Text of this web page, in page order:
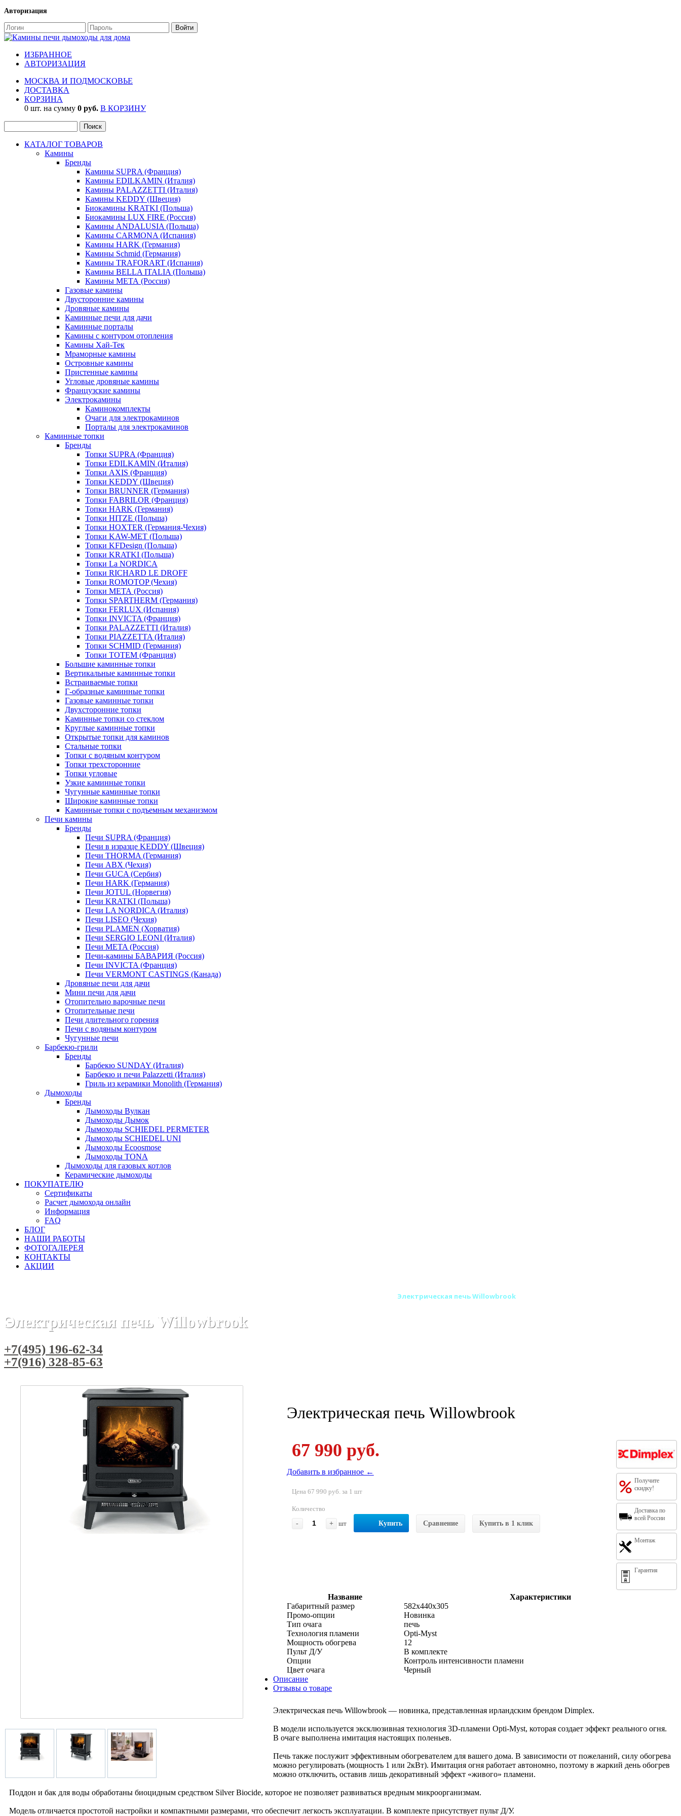
Авторизация
ИЗБРАННОЕ
АВТОРИЗАЦИЯ
МОСКВА И ПОДМОСКОВЬЕ
ДОСТАВКА
КОРЗИНА
0 шт. на сумму 0 руб. В КОРЗИНУ
КАТАЛОГ ТОВАРОВ
Камины
Бренды
Камины SUPRA (Франция)
Камины EDILKAMIN (Италия)
Камины PALAZZETTI (Италия)
Камины KEDDY (Швеция)
Биокамины KRATKI (Польша)
Биокамины LUX FIRE (Россия)
Камины ANDALUSIA (Польша)
Камины CARMONA (Испания)
Камины HARK (Германия)
Камины Schmid (Германия)
Камины TRAFORART (Испания)
Камины BELLA ITALIA (Польша)
Камины МЕТА (Россия)
Газовые камины
Двусторонние камины
Дровяные камины
Каминные печи для дачи
Каминные порталы
Камины с контуром отопления
Камины Хай-Тек
Мраморные камины
Островные камины
Пристенные камины
Угловые дровяные камины
Французские камины
Электрокамины
Каминокомплекты
Очаги для электрокаминов
Порталы для электрокаминов
Каминные топки
Бренды
Топки SUPRA (Франция)
Топки EDILKAMIN (Италия)
Топки AXIS (Франция)
Топки KEDDY (Швеция)
Топки BRUNNER (Германия)
Топки FABRILOR (Франция)
Топки HARK (Германия)
Топки HITZE (Польша)
Топки HOXTER (Германия-Чехия)
Топки KAW-MET (Польша)
Топки KFDesign (Польша)
Топки KRATKI (Польша)
Топки La NORDICA
Топки RICHARD LE DROFF
Топки ROMOTOP (Чехия)
Топки МЕТА (Россия)
Топки SPARTHERM (Германия)
Топки FERLUX (Испания)
Топки INVICTA (Франция)
Топки PALAZZETTI (Италия)
Топки PIAZZETTA (Италия)
Топки SCHMID (Германия)
Топки TOTEM (Франция)
Большие каминные топки
Вертикальные каминные топки
Встраиваемые топки
Г-образные каминные топки
Газовые каминные топки
Двухсторонние топки
Каминные топки со стеклом
Круглые каминные топки
Открытые топки для каминов
Стальные топки
Топки с водяным контуром
Топки трехсторонние
Топки угловые
Узкие каминные топки
Чугунные каминные топки
Широкие каминные топки
Каминные топки с подъемным механизмом
Печи камины
Бренды
Печи SUPRA (Франция)
Печи в изразце KEDDY (Швеция)
Печи THORMA (Германия)
Печи ABX (Чехия)
Печи GUCA (Сербия)
Печи HARK (Германия)
Печи JOTUL (Норвегия)
Печи KRATKI (Польша)
Печи LA NORDICA (Италия)
Печи LISEO (Чехия)
Печи PLAMEN (Хорватия)
Печи SERGIO LEONI (Италия)
Печи META (Россия)
Печи-камины БАВАРИЯ (Россия)
Печи INVICTA (Франция)
Печи VERMONT CASTINGS (Канада)
Дровяные печи для дачи
Мини печи для дачи
Отопительно варочные печи
Отопительные печи
Печи длительного горения
Печи с водяным контуром
Чугунные печи
Барбекю-грили
Бренды
Барбекю SUNDAY (Италия)
Барбекю и печи Palazzetti (Италия)
Гриль из керамики Monolith (Германия)
Дымоходы
Бренды
Дымоходы Вулкан
Дымоходы Дымок
Дымоходы SCHIEDEL PERMETER
Дымоходы SCHIEDEL UNI
Дымоходы Ecoosmose
Дымоходы TONA
Дымоходы для газовых котлов
Керамические дымоходы
ПОКУПАТЕЛЮ
Сертификаты
Расчет дымохода онлайн
Информация
FAQ
БЛОГ
НАШИ РАБОТЫ
ФОТОГАЛЕРЕЯ
КОНТАКТЫ
АКЦИИ
Электрическая печь Willowbrook
Электрическая печь Willowbrook
+7(495) 196-62-34
+7(916) 328-85-63
Электрическая печь Willowbrook
Получите
скидку!
Доставка по
всей России
Монтаж
Гарантия
67 990 руб.
Добавить в избранное ←
Цена 67 990 руб. за 1 шт
Количество
-
+ шт Купить Сравнение Купить в 1 клик
Название
Характеристики
Габаритный размер
582x440x305
Промо-опции
Новинка
Тип очага
печь
Технология пламени
Opti-Myst
Мощность обогрева
12
Пульт Д/У
В комплекте
Опции
Контроль интенсивности пламени
Цвет очага
Черный
Описание
Отзывы о товаре
Электрическая печь Willowbrook — новинка, представленная ирландским брендом Dimplex.
В модели используется эксклюзивная технология 3D-пламени Opti-Myst, которая создает эффект реального огня.
В очаге выполнена имитация настоящих поленьев.
Печь также послужит эффективным обогревателем для вашего дома. В зависимости от пожеланий, силу обогрева
можно регулировать (мощность 1 или 2кВт). Имитация огня работает автономно, поэтому в жаркий день обогрев
можно отключить, оставив лишь декоративный эффект «живого» пламени.
Поддон и бак для воды обработаны биоцидным средством Silver Biocide, которое не позволяет развиваться вредным микроорганизмам.
Модель отличается простотой настройки и компактными размерами, что обеспечит легкость эксплуатации. В комплекте присутствует пульт Д/У.